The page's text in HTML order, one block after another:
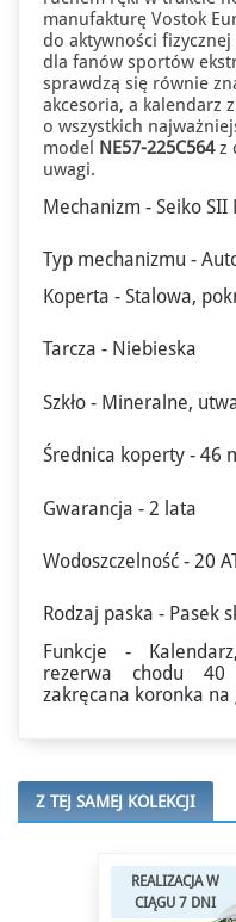
manufakturę Vostok
do aktywności
dla fanów sportów
sprawdzą się równie
akcesoria, a kalendarz
o wszystkich
model
NE57-225C564z
uwagi.
Mechanizm - Seiko SII
Typ mechanizmu -
Koperta - Stalowa,
Tarcza - Niebieska
Szkło - Mineralne,
Średnica koperty - 46
Gwarancja - 2 lata
Wodoszczelność - 20
Rodzaj paska - Pasek
Funkcje -
rezerwa chodu 40
zakręcana koronka na
Z TEJ SAMEJ KOLEKCJI
REALIZACJA W
CIĄGU 7 DNI